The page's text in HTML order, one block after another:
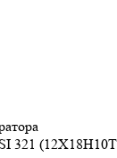
321